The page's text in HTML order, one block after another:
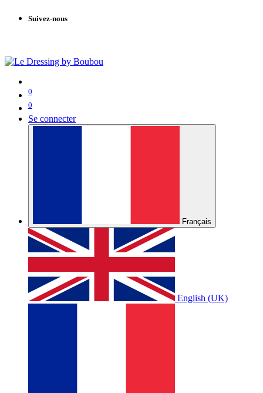
Suivez-nous
0
0
Se connecter
Français
English (UK)